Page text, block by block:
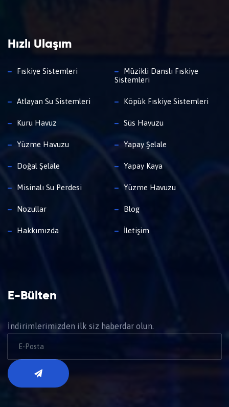
Hızlı Ulaşım
Fıskiye Sistemleri
Müzikli Danslı Fıskiye
Sistemleri
Atlayan Su Sistemleri Köpük Fıskiye Sistemleri
Kuru Havuz Süs Havuzu
Yüzme Havuzu Yapay Şelale
Doğal Şelale Yapay Kaya
Misinalı Su Perdesi Yüzme Havuzu
Nozullar Blog
Hakkımızda İletişim
E-Bülten
İndirimlerimizden ilk siz haberdar olun.